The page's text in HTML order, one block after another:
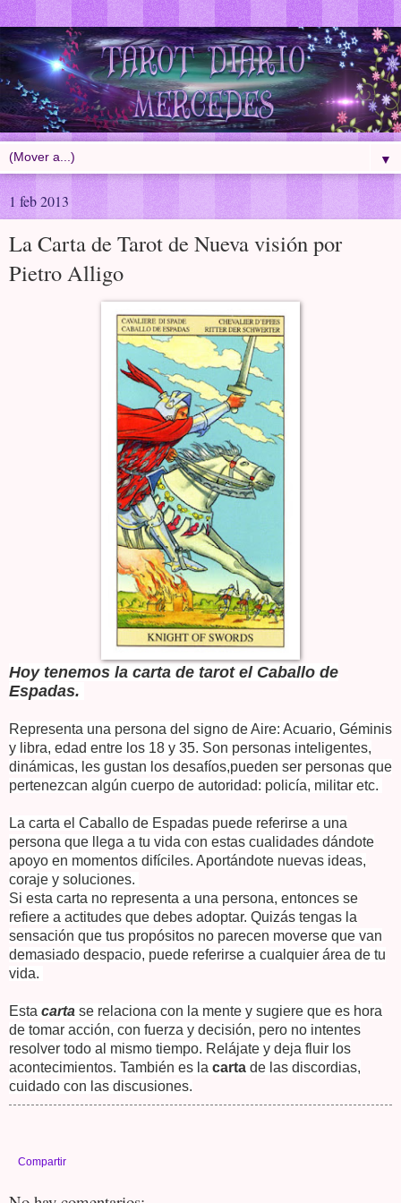
▼
1 feb 2013
La Carta de Tarot de Nueva visión por
Pietro Alligo
Hoy tenemos la carta de tarot el Caballo de
Espadas.
Representa una persona del signo de Aire: Acuario, Géminis
y libra, edad entre los 18 y 35. Son personas inteligentes,
dinámicas, les gustan los desafíos,pueden ser personas que
pertenezcan algún cuerpo de autoridad: policía, militar etc.
La carta el Caballo de Espadas puede referirse a una
persona que llega a tu vida con estas cualidades dándote
apoyo en momentos difíciles. Aportándote nuevas ideas,
coraje y soluciones.
Si esta carta no representa a una persona, entonces se
refiere a actitudes que debes adoptar. Quizás tengas la
sensación que tus propósitos no parecen moverse que van
demasiado despacio, puede referirse a cualquier área de tu
vida.
Esta carta se relaciona con la mente y sugiere que es hora
de tomar acción, con fuerza y decisión, pero no intentes
resolver todo al mismo tiempo. Relájate y deja fluir los
acontecimientos. También es la carta de las discordias,
cuidado con las discusiones.
Compartir